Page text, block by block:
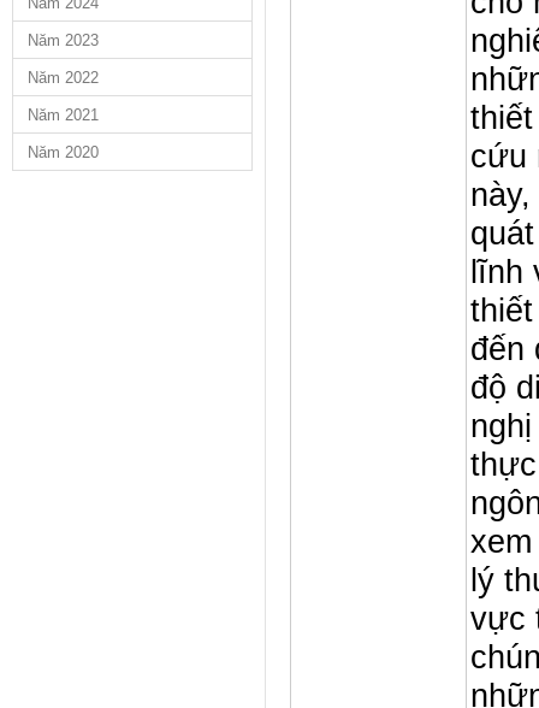
Năm 2023
Năm 2022
Năm 2021
Năm 2020
cứu
lĩnh
đến
độ
lý
vực